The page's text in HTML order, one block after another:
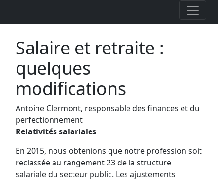
Salaire et retraite :
quelques
modifications
Antoine Clermont, responsable des finances et du
perfectionnement
Relativités salariales
En 2015, nous obtenions que notre profession soit
reclassée au rangement 23 de la structure
salariale du secteur public. Les ajustements